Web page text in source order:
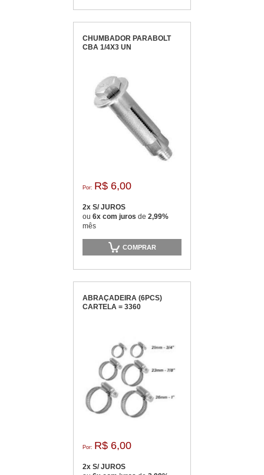
CHUMBADOR PARABOLT
CBA 1/4X3 UN
Por: R$ 6,00
2x S/ JUROS
ou 6x com juros de 2,99%
mês
COMPRAR
ABRAÇADEIRA (6PCS)
CARTELA = 3360
Por: R$ 6,00
2x S/ JUROS